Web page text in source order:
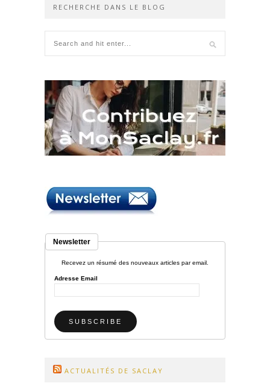
RECHERCHE DANS LE BLOG
Newsletter
Recevez un résumé des nouveaux articles par email.
Adresse Email
ACTUALITÉS DE SACLAY